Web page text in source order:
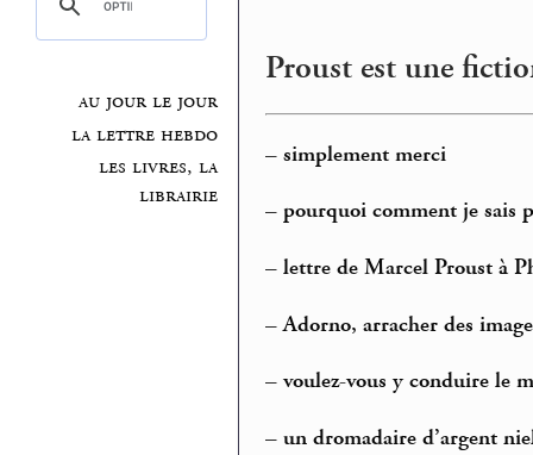
au jour le jour
la lettre hebdo
les livres, la
librairie
Proust est une
– simplement merci
– pourquoi comment je sais
– lettre de Marcel Proust à
– Adorno, arracher des
– voulez-vous y conduire le
– un dromadaire d’argent